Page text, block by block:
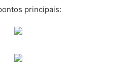
principais: